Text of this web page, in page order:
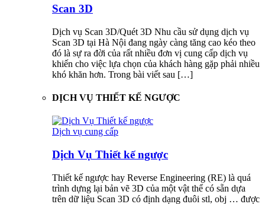
Scan 3D
Dịch vụ Scan 3D/Quét 3D Nhu cầu sử dụng dịch vụ
Scan 3D tại Hà Nội đang ngày càng tăng cao kéo theo
đó là sự ra đời của rất nhiều đơn vị cung cấp dịch vụ
khiến cho việc lựa chọn của khách hàng gặp phải nhiều
khó khăn hơn. Trong bài viết sau […]
DỊCH VỤ THIẾT KẾ NGƯỢC
Dịch vụ cung cấp
Dịch Vụ Thiết kế ngược
Thiết kế ngược hay Reverse Engineering (RE) là quá
trình dựng lại bản vẽ 3D của một vật thể có sẵn dựa
trên dữ liệu Scan 3D có định dạng đuôi stl, obj … được